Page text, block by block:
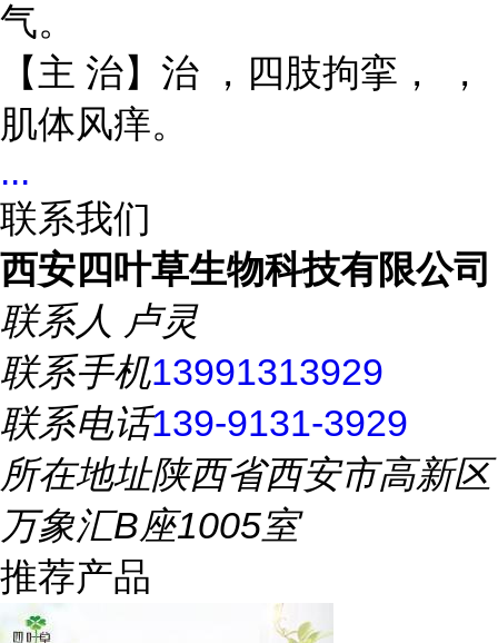
气。
【主 治】治
，四肢拘挛，
，
肌体风痒。
...
联系我们
西安四叶草生物科技有限公司
联系人 卢灵
联系手机13991313929
联系电话139-9131-3929
所在地址陕西省西安市高新区
万象汇B座1005室
推荐产品